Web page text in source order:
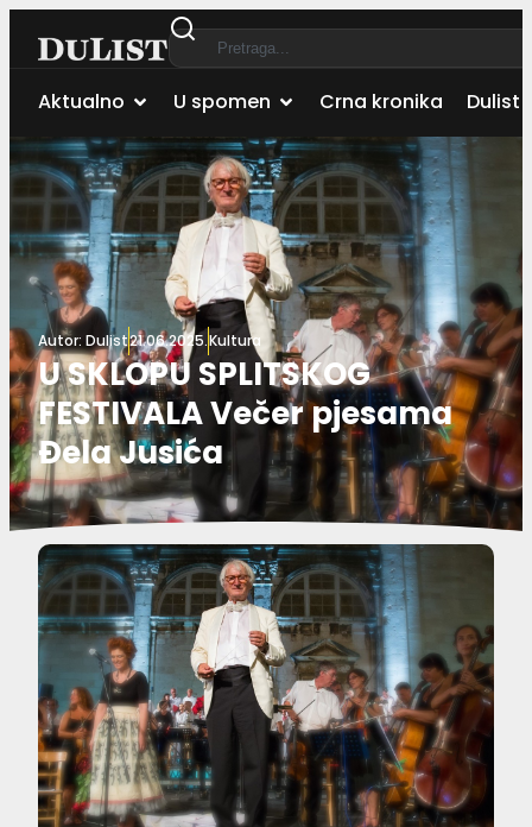
Aktualno U spomen Crna kronika Dulist
Autor: Dulist21.06.2025.Kultura
U SKLOPU SPLITSKOG
FESTIVALA Večer pjesama
Đela Jusića